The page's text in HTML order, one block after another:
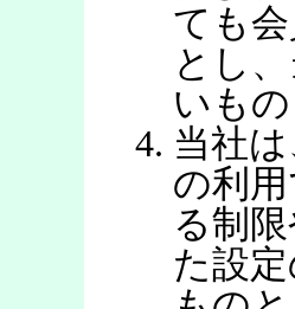
ても
とし
いも
当社
の利
る制
た設